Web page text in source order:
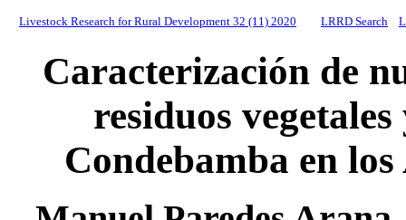
Livestock Research for Rural Development 32 (11) 2020 LRRD Search
Caracterización de
residuos
Condebamba en